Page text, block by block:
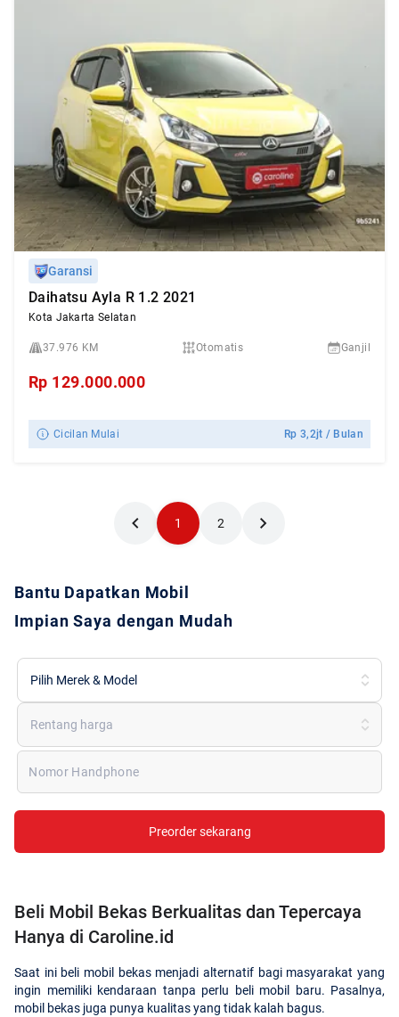
Garansi
Daihatsu Ayla R 1.2 2021
Kota Jakarta Selatan
37.976 KM Otomatis Ganjil
Rp 129.000.000
Cicilan Mulai Rp3,2jt / Bulan
1 2
Bantu Dapatkan Mobil
Impian Saya dengan Mudah
Pilih Merek & Model
Rentang harga
Nomor Handphone
Preorder sekarang
Beli Mobil Bekas Berkualitas dan Tepercaya
Hanya di Caroline.id
Saat ini beli mobil bekas menjadi alternatif bagi masyarakat yang
ingin memiliki kendaraan tanpa perlu beli mobil baru. Pasalnya,
mobil bekas juga punya kualitas yang tidak kalah bagus.